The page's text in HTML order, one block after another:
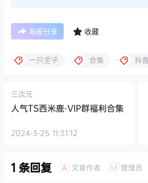
海报分享 收藏
一只雯子 合集 抖
三次元
人气TS西米鹿-VIP群福利合集
2024-3-25 11:31:12
1 条回复 A 文章作者 M 管理员